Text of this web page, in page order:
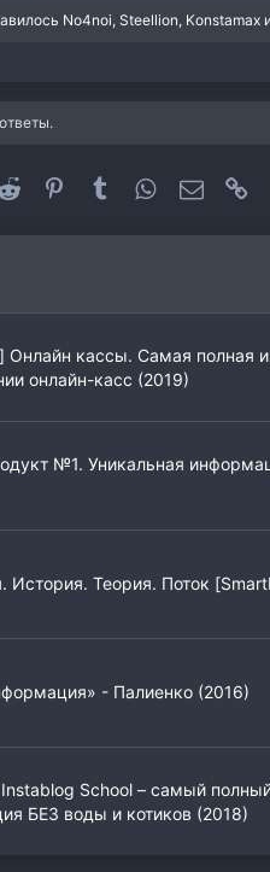
No4noi, Steellion, Konstamax
Reddit PinterestTumblrWhatsApp
Онлайн кассы. Самая полная и
онлайн-касс (2019)
№1. Уникальная
История. Теория. Поток
- Палиенко (2016)
School – самый
БЕЗ воды и котиков (2018)